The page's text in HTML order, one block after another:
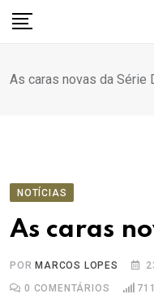
para
conteúdo
As caras novas da Série
NOTÍCIAS
As caras
PORMARCOS LOPES
0 COMENTÁRIOS 711